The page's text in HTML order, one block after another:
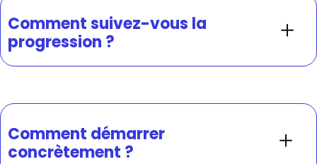
Comment suivez-vous la
progression ?
Comment démarrer
concrètement ?